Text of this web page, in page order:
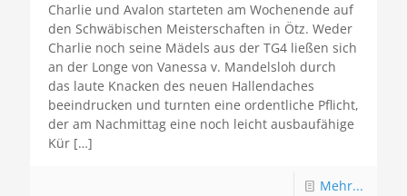
Charlie und Avalon starteten am Wochenende auf
den Schwäbischen Meisterschaften in Ötz. Weder
Charlie noch seine Mädels aus der TG4 ließen sich
an der Longe von Vanessa v. Mandelsloh durch
das laute Knacken des neuen Hallendaches
beeindrucken und turnten eine ordentliche Pflicht,
der am Nachmittag eine noch leicht ausbaufähige
Kür […]
Mehr...